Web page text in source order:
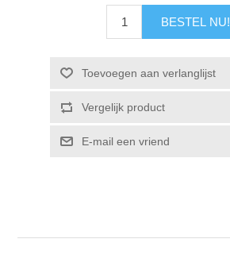
BESTEL NU!
Toevoegen aan verlanglijst
Vergelijk product
E-mail een vriend